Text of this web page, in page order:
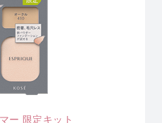
ー 限定キット